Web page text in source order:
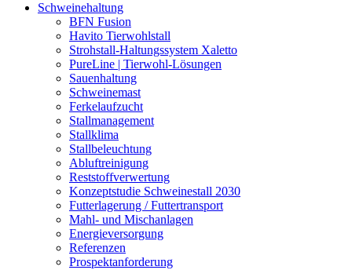
Schweinehaltung
BFN Fusion
Havito Tierwohlstall
Strohstall-Haltungssystem Xaletto
PureLine | Tierwohl-Lösungen
Sauenhaltung
Schweinemast
Ferkelaufzucht
Stallmanagement
Stallklima
Stallbeleuchtung
Abluftreinigung
Reststoffverwertung
Konzeptstudie Schweinestall 2030
Futterlagerung / Futtertransport
Mahl- und Mischanlagen
Energieversorgung
Referenzen
Prospektanforderung